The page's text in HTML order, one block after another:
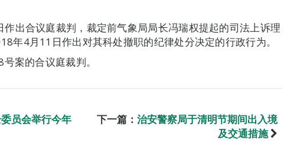
出合议庭裁判，裁定前气象局局长冯瑞权提起的司法上诉理
年4月11日作出对其科处撤职的纪律处分决定的行政行为。
案的合议庭裁判。
员会举行今年
下一篇： 治安警察局于清明节期间出入境
及交通措施